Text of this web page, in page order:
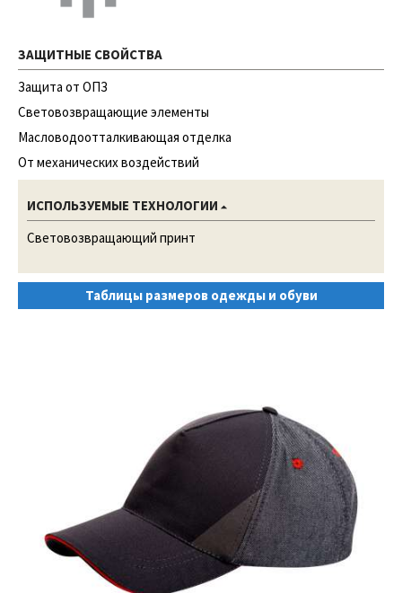
ЗАЩИТНЫЕ СВОЙСТВА
Защита от ОПЗ
Световозвращающие элементы
Масловодоотталкивающая отделка
От механических воздействий
ИСПОЛЬЗУЕМЫЕ ТЕХНОЛОГИИ
Световозвращающий принт
Таблицы размеров одежды и обуви